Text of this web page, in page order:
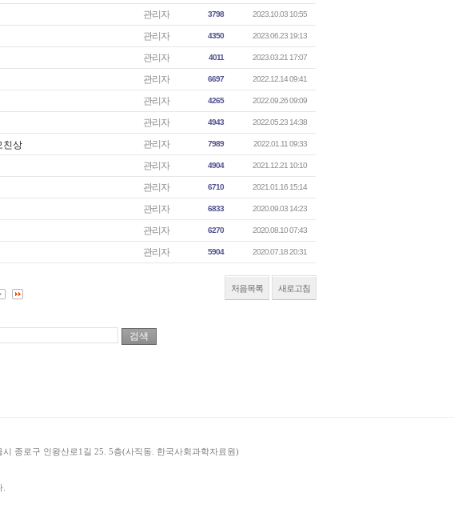
관리자 3798 2023.10.03 10:55
관리자 4350 2023.06.23 19:13
관리자 4011 2023.03.21 17:07
관리자 6697 2022.12.14 09:41
관리자 4265 2022.09.26 09:09
관리자 4943 2022.05.23 14:38
친상 관리자 7989 2022.01.11 09:33
관리자 4904 2021.12.21 10:10
관리자 6710 2021.01.16 15:14
관리자 6833 2020.09.03 14:23
관리자 6270 2020.08.10 07:43
관리자 5904 2020.07.18 20:31
처음목록 새로고침
종로구 인왕산로1길 25. 5층(사직동. 한국사회과학자료원)